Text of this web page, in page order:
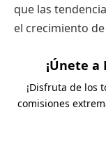
que las
el crecimiento
¡Únete a
¡Disfruta de los
comisiones